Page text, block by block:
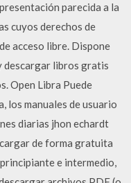
parecida a la
cuyos derechos de
acceso libre. Dispone
descargar libros gratis
Open Libra Puede
los manuales de usuario
diarias jhon echardt
de forma gratuita
e intermedio,